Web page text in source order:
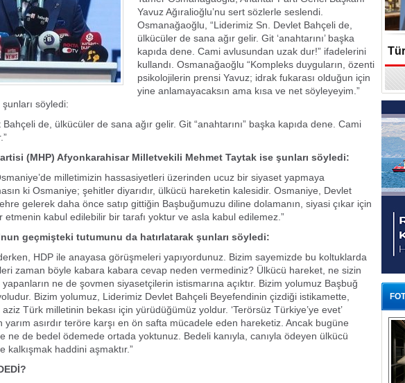
Yavuz Ağıralioğlu’nu sert sözlerle seslendi.
Osmanağaoğlu, “Liderimiz Sn. Devlet Bahçeli de,
ülkücüler de sana ağır gelir. Git ‘anahtarını’ başka
kapıda dene. Cami avlusundan uzak dur!” ifadelerini
kullandı. Osmanağaoğlu “Kompleks duyguların, özenti
psikolojilerin prensi Yavuz; idrak fukarası olduğun için
yine anlamayacaksın ama kısa ve net söyleyeyim.”
söyledi:
de, ülkücüler de sana ağır gelir. Git “anahtarını” başka kapıda dene. Cami
(MHP) Afyonkarahisar Milletvekili Mehmet Taytak ise şunları söyledi:
milletimizin hassasiyetleri üzerinden ucuz bir siyaset yapmaya
ki Osmaniye; şehitler diyarıdır, ülkücü hareketin kalesidir. Osmaniye, Devlet
gelerek daha önce satıp gittiğin Başbuğumuzu diline dolamanın, siyasi çıkar için
etmenin kabul edilebilir bir tarafı yoktur ve asla kabul edilemez.”
geçmişteki tutumunu da hatırlatarak şunları söyledi:
HDP ile anayasa görüşmeleri yapıyordunuz. Bizim sayemizde bu koltuklarda
zaman böyle kabara kabara cevap neden vermediniz? Ülkücü hareket, ne sizin
ne de şovmen siyasetçilerin istismarına açıktır. Bizim yolumuz Başbuğ
Bizim yolumuz, Liderimiz Devlet Bahçeli Beyefendinin çizdiği istikamette,
Türk milletinin bekası için yürüdüğümüz yoldur. ‘Terörsüz Türkiye’ye evet’
asırdır teröre karşı en ön safta mücadele eden hareketiz. Ancak bugüne
ne de bedel ödemede ortada yoktunuz. Bedeli kanıyla, canıyla ödeyen ülkücü
kalkışmak haddini aşmaktır.”